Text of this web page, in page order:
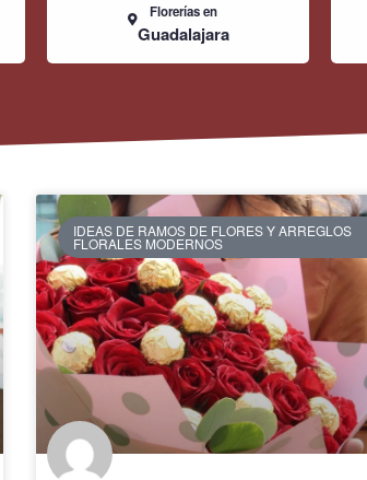
Florerías en
Guadalajara
IDEAS DE RAMOS DE FLORES Y ARREGLOS
FLORALES MODERNOS